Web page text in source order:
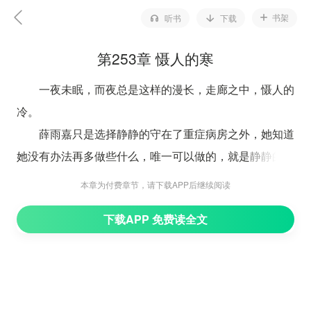
听书 下载 书架
第253章 慑人的寒
一夜未眠，而夜总是这样的漫长，走廊之中，慑人的
冷。
薛雨嘉只是选择静静的守在了重症病房之外，她知道
她没有办法再多做些什么，唯一可以做的，就是静静的坐
在这里，陪着还在重症病房之中与死神做斗争的李红丽。
奇。连她都觉得意外，还是说，因为因为哭的够累了？没
本章为付费章节，请下载APP后继续阅读
下载APP 免费读全文